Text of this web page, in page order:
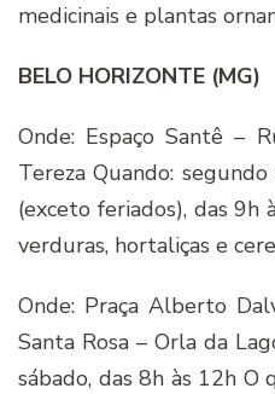
medicinais e plantas
BELO HORIZONTE (MG)
Onde: Espaço Santê –
Tereza Quando:
(exceto feriados), das
verduras, hortaliças e
Onde: Praça Alberto
Santa Rosa – Orla da
sábado, das 8h às 12h